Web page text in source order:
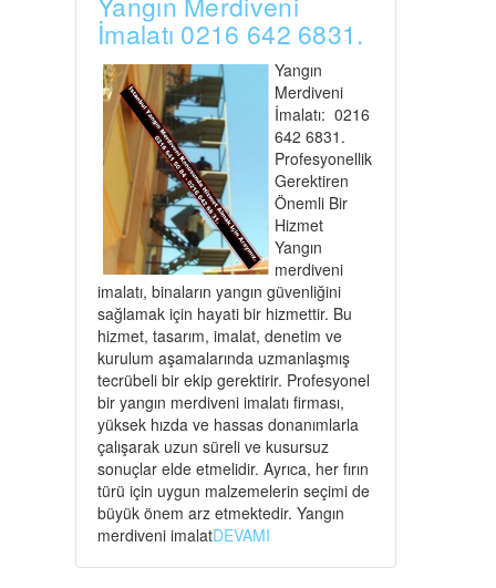
İmalatı 0216 642 6831.
Yangın
Merdiveni
İmalatı: 0216
642 6831.
Profesyonellik
Gerektiren
Önemli Bir
Hizmet
Yangın
merdiveni
imalatı, binaların yangın güvenliğini
sağlamak için hayati bir hizmettir. Bu
hizmet, tasarım, imalat, denetim ve
kurulum aşamalarında uzmanlaşmış
tecrübeli bir ekip gerektirir. Profesyonel
bir yangın merdiveni imalatı firması,
yüksek hızda ve hassas donanımlarla
çalışarak uzun süreli ve kusursuz
sonuçlar elde etmelidir. Ayrıca, her fırın
türü için uygun malzemelerin seçimi de
büyük önem arz etmektedir. Yangın
merdiveni imalatDEVAMI